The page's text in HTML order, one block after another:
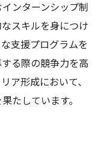
ンターンシップ制
スキルを身につけ
支援プログラムを
る際の競争力を高
ア形成において、
たしています。